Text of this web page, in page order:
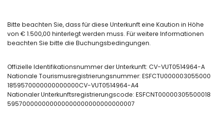
Schlafzimmer mit Klimaanlage, Schlafsofa, Fernseher und
en-suite Badezimmer
Schlafzimmer mit Klimaanlage, Kingsize-Bett (Maße 200 x
190 cm) und en-suite Badezimmer
Schlafzimmer mit Klimaanlage, Queensize-Bett (Maße 190 x
160 cm), Fernseher und en-suite Badezimmer
Schlafzimmer mit Klimaanlage, 2 Einzelbetten (Maße 200 x
Bitte beachten Sie, dass für diese Unterkunft eine Kaution in Höhe
von € 1.500,00 hinterlegt werden muss. Für weitere Informationen
beachten Sie bitte die Buchungsbedingungen.
Offizielle Identifikationsnummer der Unterkunft: CV-VUT0514964-A
Nationale Tourismusregistrierungsnummer: ESFCTU000003055000
1859570000000000000CV-VUT0514964-A4
Nationaler Unterkunftsregistrierungscode: ESFCNT00000305500018
595700000000000000000000000000007